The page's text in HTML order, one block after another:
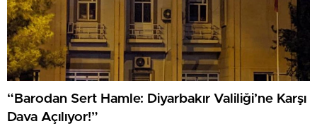
“Barodan Sert Hamle: Diyarbakır Valiliği’ne Karşı
Dava Açılıyor!”